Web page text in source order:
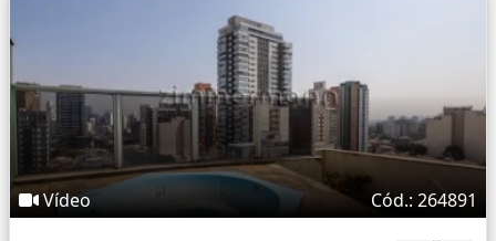
Vídeo Cód.: 264891